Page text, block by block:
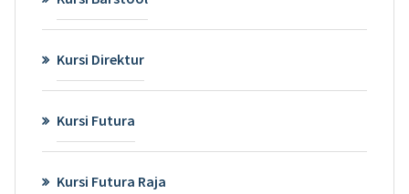
Kursi Direktur
Kursi Futura
Kursi Futura Raja